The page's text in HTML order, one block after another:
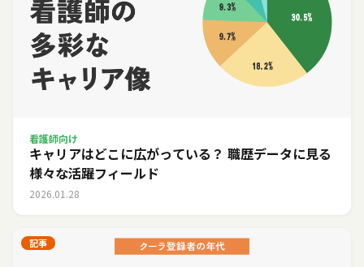
看護師向け
キャリアはどこに広がっている？ 職歴データに見る
様々な活躍フィールド
2026.01.28
記事